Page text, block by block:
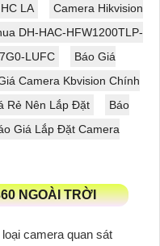
LA
Camera Hikvision
DH-HAC-HFW1200TLP-
LUFC
Báo Giá
Camera Kbvision Chính
Rẻ Nên Lắp Đặt
Báo
Giá Lắp Đặt Camera
NGOÀI TRỜI
loại camera quan sát